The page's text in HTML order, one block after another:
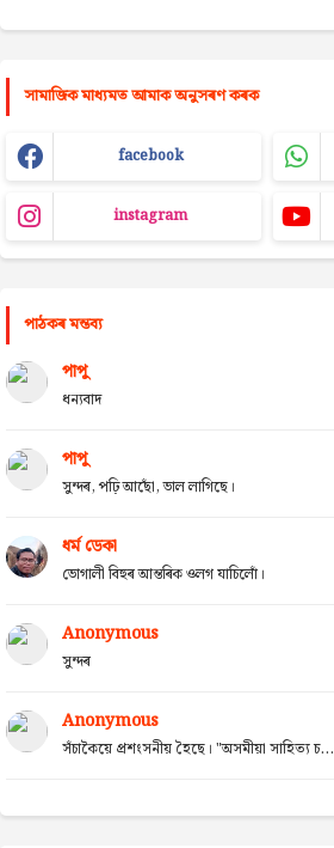
সামাজিক মাধ্যমত আমাক অনুসৰণ কৰক
facebook
instagram
পাঠকৰ মন্তব্য
পাপু
ধন্যবাদ
পাপু
সুন্দৰ, পঢ়ি আছোঁ, ভাল লাগিছে।
ধৰ্ম ডেকা
ভোগালী বিহুৰ আন্তৰিক ওলগ যাচিলোঁ।
Anonymous
সুন্দৰ
Anonymous
সঁচাকৈয়ে প্ৰশংসনীয় হৈছে। "অসমীয়া সাহিত্য চ...